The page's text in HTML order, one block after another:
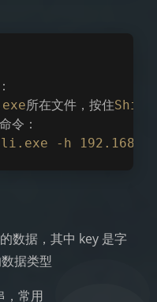
所在文件，按住Shift
令：
.exe -h 192 .168
数据，其中 key 是字
据类型
，常用